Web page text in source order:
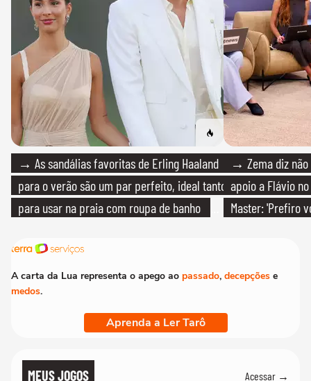
→ As sandálias favoritas de Erling Haaland
para o verão são um par perfeito, ideal tanto
para usar na praia com roupa de banho
→ Zema diz
apoio a Flávio
Master: 'Prefiro
A carta da Lua representa o apego ao passado, decepções e
medos.
Aprenda a Ler Tarô
MEUS JOGOS Acessar →